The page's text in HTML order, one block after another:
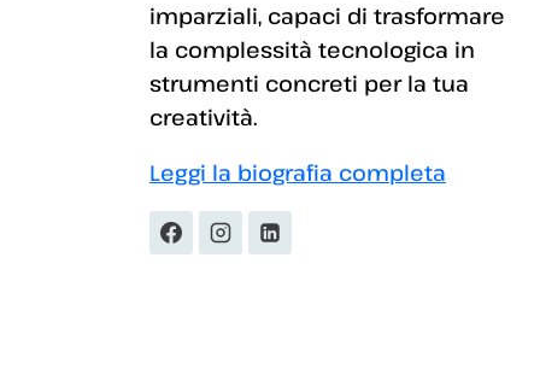
imparziali, capaci di trasformare
la complessità tecnologica in
strumenti concreti per la tua
creatività.
Leggi la biografia completa